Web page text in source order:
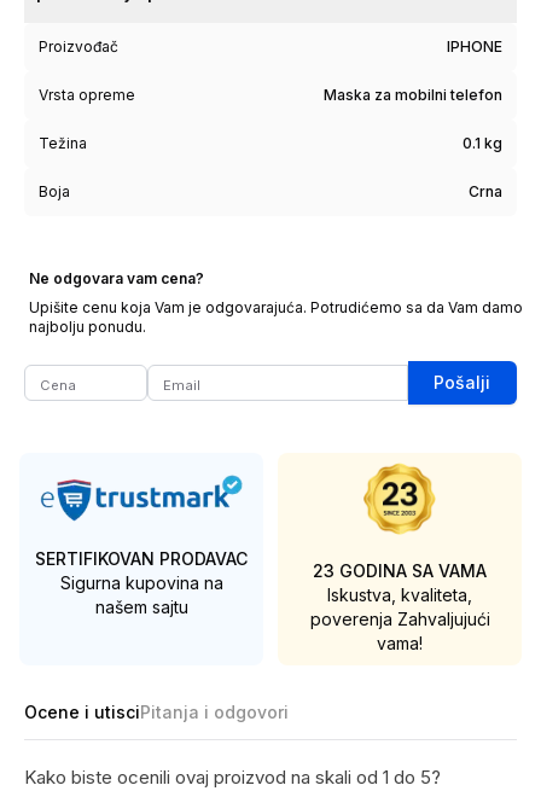
Proizvođač IPHONE
Vrsta opreme Maska za mobilni telefon
Težina 0.1 kg
Boja Crna
Ne odgovara vam cena?
Upišite cenu koja Vam je odgovarajuća. Potrudićemo sa da Vam damo
najbolju ponudu.
Pošalji
SERTIFIKOVAN PRODAVAC
Sigurna kupovina na
našem sajtu
23 GODINA SA VAMA
Iskustva, kvaliteta,
poverenja Zahvaljujući
vama!
Ocene i utisciPitanja i odgovori
Kako biste ocenili ovaj proizvod na skali od 1 do 5?